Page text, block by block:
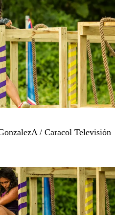
/ Caracol Televisión